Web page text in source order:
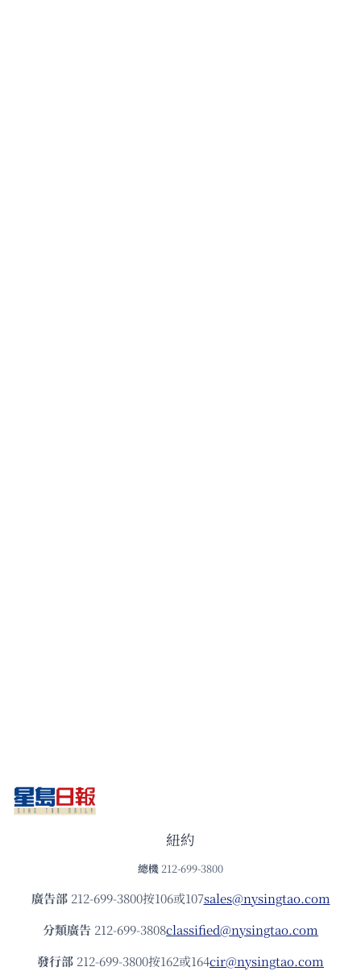
紐約
總機 212-699-3800
廣告部212-699-3800按106或107sales@nysingtao.com
分類廣告 212-699-3808classified@nysingtao.com
發⾏部 212-699-3800按162或164cir@nysingtao.com